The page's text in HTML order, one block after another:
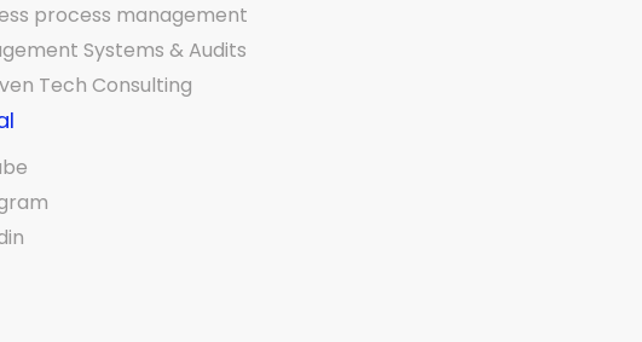
process management
Systems & Audits
Tech Consulting